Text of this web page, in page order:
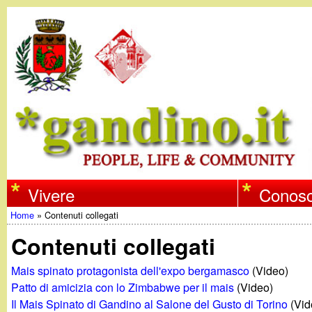
w
w
w
.
Vivere
Tu
sei
qui
Home »Contenuti collegati
Contenuti collegati
Mais spinato protagonista dell'expo bergamasco (Video)
Patto di amicizia con lo Zimbabwe per il mais (Video)
Il Mais Spinato di Gandino al Salone del Gusto di Torino